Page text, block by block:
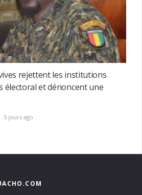
rejettent les institutions
électoral et dénoncent une
5 jours ago